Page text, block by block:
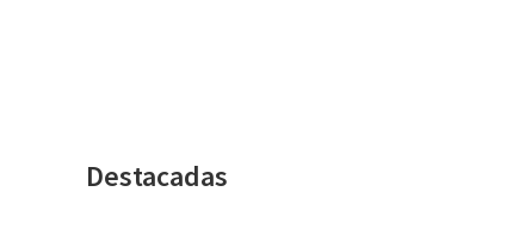
Destacadas